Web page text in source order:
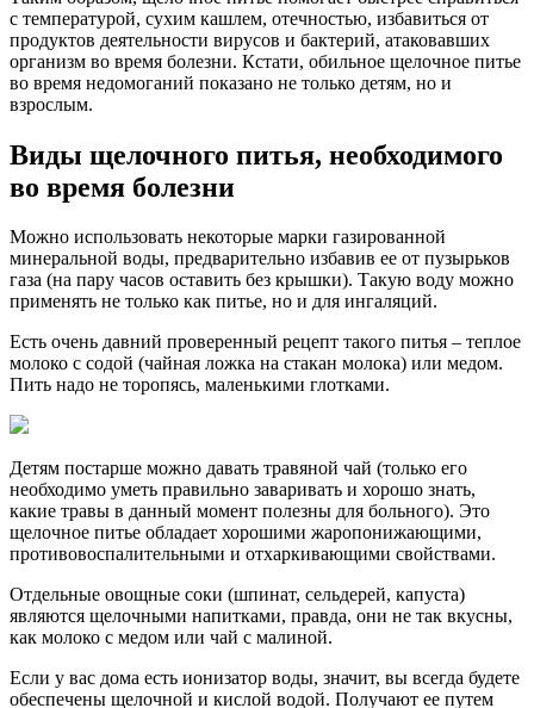
с температурой, сухим кашлем, отечностью, избавиться от
продуктов деятельности вирусов и бактерий, атаковавших
организм во время болезни. Кстати, обильное щелочное питье
во время недомоганий показано не только детям, но и
взрослым.
Виды щелочного питья, необходимого
во время болезни
Можно использовать некоторые марки газированной
минеральной воды, предварительно избавив ее от пузырьков
газа (на пару часов оставить без крышки). Такую воду можно
применять не только как питье, но и для ингаляций.
Есть очень давний проверенный рецепт такого питья – теплое
молоко с содой (чайная ложка на стакан молока) или медом.
Пить надо не торопясь, маленькими глотками.
Детям постарше можно давать травяной чай (только его
необходимо уметь правильно заваривать и хорошо знать,
какие травы в данный момент полезны для больного). Это
щелочное питье обладает хорошими жаропонижающими,
противовоспалительными и отхаркивающими свойствами.
Отдельные овощные соки (шпинат, сельдерей, капуста)
являются щелочными напитками, правда, они не так вкусны,
как молоко с медом или чай с малиной.
Если у вас дома есть ионизатор воды, значит, вы всегда будете
обеспечены щелочной и кислой водой. Получают ее путем